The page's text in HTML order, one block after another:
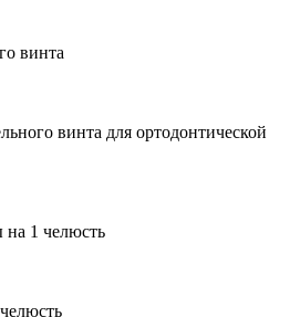
винта
винта для ортодонтической
на 1 челюсть